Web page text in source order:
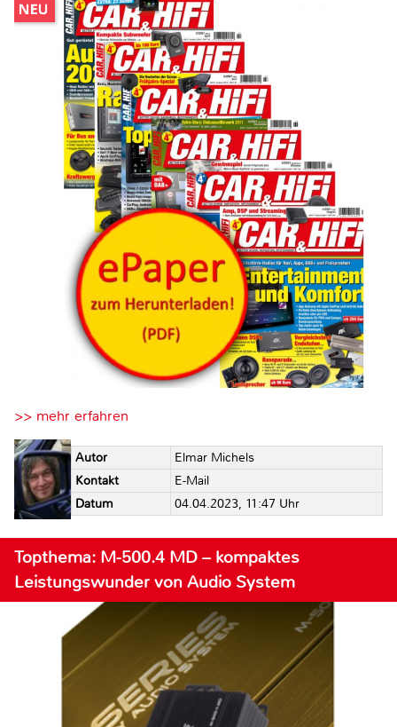
>> mehr erfahren
Autor
Elmar Michels
Kontakt
E-Mail
Datum
04.04.2023, 11:47 Uhr
Topthema: M-500.4 MD – kompaktes
Leistungswunder von Audio System